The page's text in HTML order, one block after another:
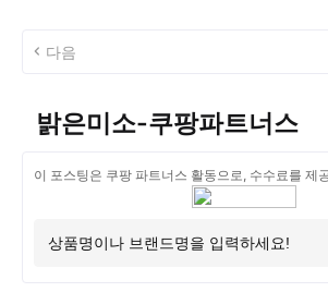
다음
밝은미소-쿠팡파트너스
이 포스팅은 쿠팡 파트너스 활동으로, 수수료를 제